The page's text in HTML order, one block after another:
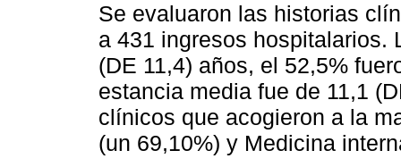
Se evaluaron las historias
a 431 ingresos hospitalarios.
(DE 11,4) años, el 52,5%
estancia media fue de 11,1
clínicos que acogieron a la
(un 69,10%) y Medicina